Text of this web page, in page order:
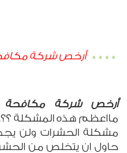
أرخص شركة
أرخص شركة مكافحة
مااعظم هذه المشكلة
مشكلة الحشرات ولن
حاول ان يتخلص من